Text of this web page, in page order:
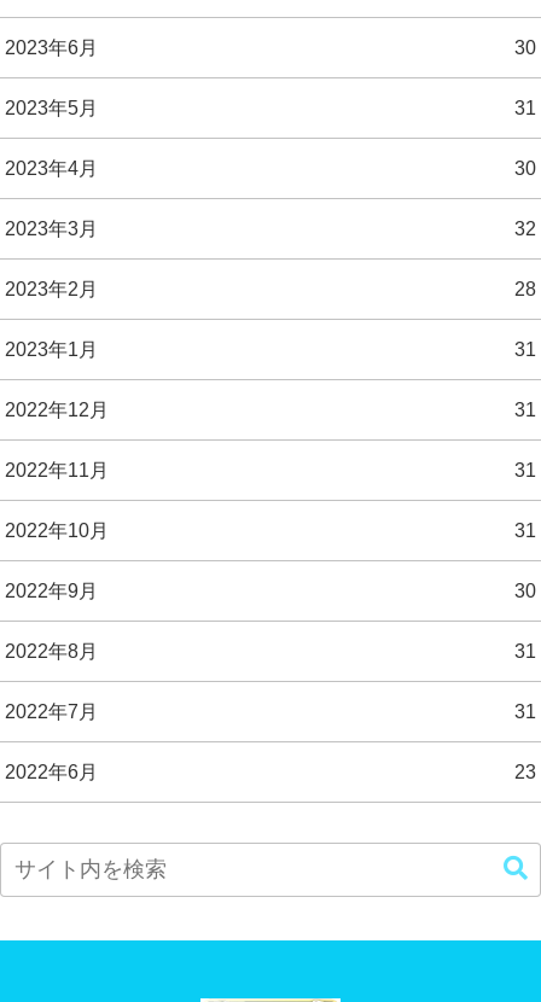
2023年6月 30
2023年5月 31
2023年4月 30
2023年3月 32
2023年2月 28
2023年1月 31
2022年12月 31
2022年11月 31
2022年10月 31
2022年9月 30
2022年8月 31
2022年7月 31
2022年6月 23